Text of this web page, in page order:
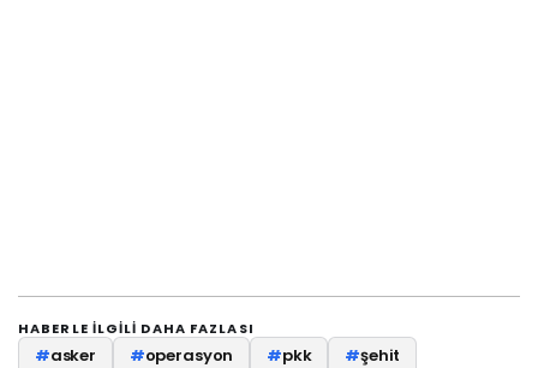
HABERLE ILGILI DAHA FAZLASI
#asker #operasyon #pkk #şehit